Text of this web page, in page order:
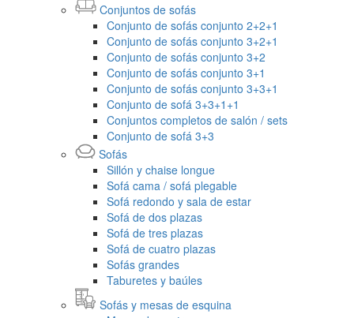
Conjuntos de sofás
Conjunto de sofás conjunto 2+2+1
Conjunto de sofás conjunto 3+2+1
Conjunto de sofás conjunto 3+2
Conjunto de sofás conjunto 3+1
Conjunto de sofás conjunto 3+3+1
Conjunto de sofá 3+3+1+1
Conjuntos completos de salón / sets
Conjunto de sofá 3+3
Sofás
Sillón y chaise longue
Sofá cama / sofá plegable
Sofá redondo y sala de estar
Sofá de dos plazas
Sofá de tres plazas
Sofá de cuatro plazas
Sofás grandes
Taburetes y baúles
Sofás y mesas de esquina